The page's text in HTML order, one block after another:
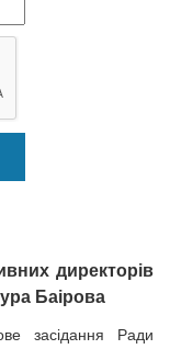
директорів
Баірова
засідання Ради